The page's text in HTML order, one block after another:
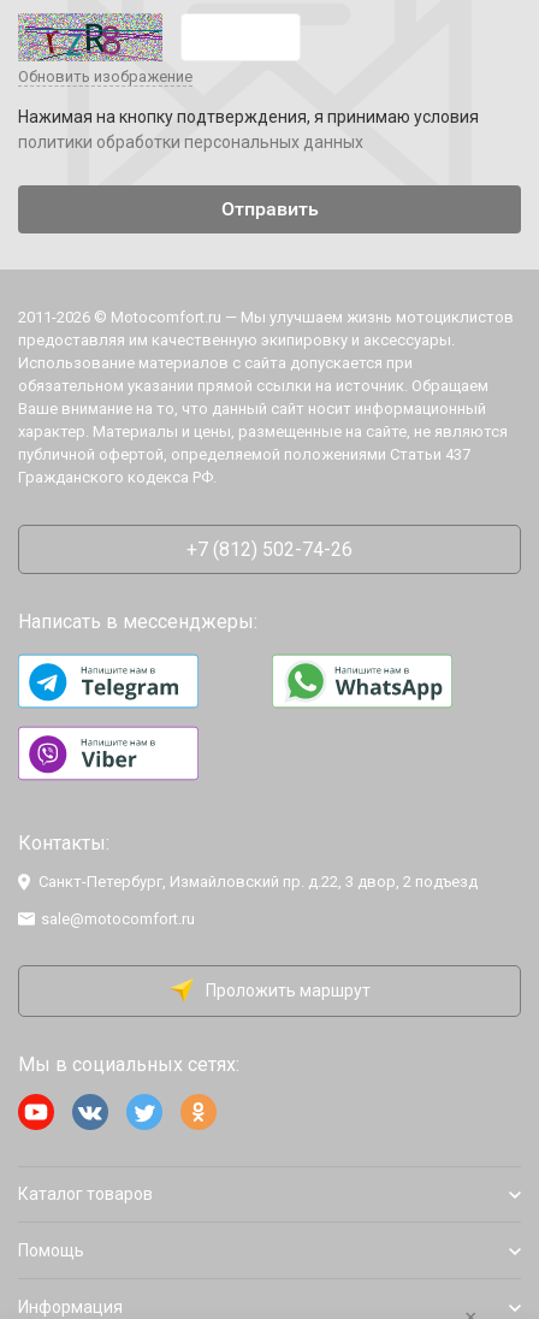
Обновить изображение
Нажимая на кнопку подтверждения, я принимаю условия
политики обработки персональных данных
2011-2026 © Motocomfort.ru — Мы улучшаем жизнь мотоциклистов
предоставляя им качественную экипировку и аксессуары.
Использование материалов с сайта допускается при
обязательном указании прямой ссылки на источник. Обращаем
Ваше внимание на то, что данный сайт носит информационный
характер. Материалы и цены, размещенные на сайте, не являются
публичной офертой, определяемой положениями Статьи 437
Гражданского кодекса РФ.
+7 (812) 502-74-26
Написать в мессенджеры:
Контакты:
Санкт-Петербург, Измайловский пр. д.22, 3 двор, 2 подъезд
sale@motocomfort.ru
Проложить маршрут
Мы в социальных сетях:
Каталог товаров
Помощь
Информация